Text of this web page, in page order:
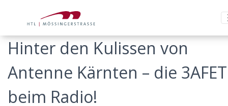
Hinter den Kulissen von
Antenne Kärnten – die 3AFET
beim Radio!